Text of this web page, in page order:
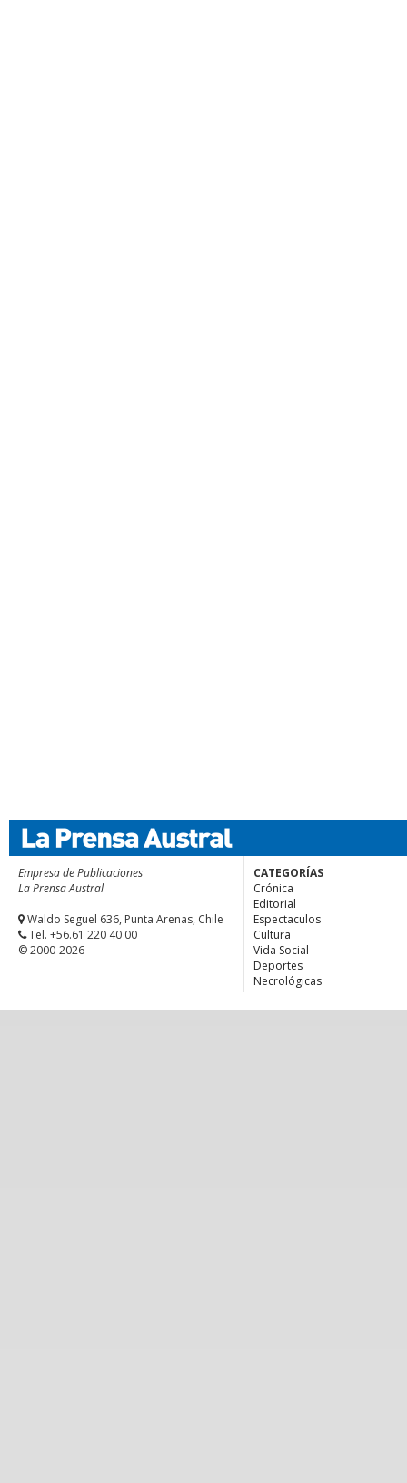
Empresa de Publicaciones
La Prensa Austral
Waldo Seguel 636, Punta Arenas, Chile
Tel. +56.61 220 40 00
© 2000-2026
CATEGORÍAS
Crónica
Editorial
Espectaculos
Cultura
Vida Social
Deportes
Necrológicas